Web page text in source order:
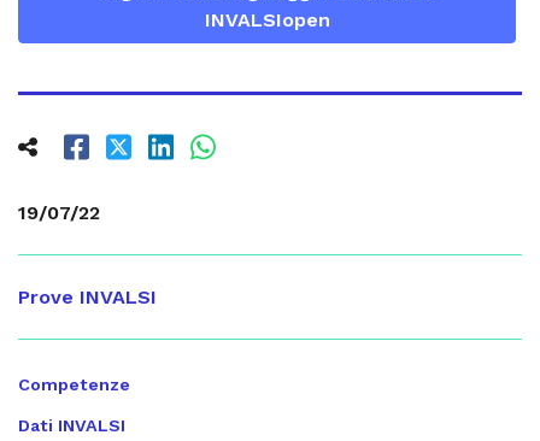
19/07/22
Prove INVALSI
Competenze
Dati INVALSI
INVALSIopen